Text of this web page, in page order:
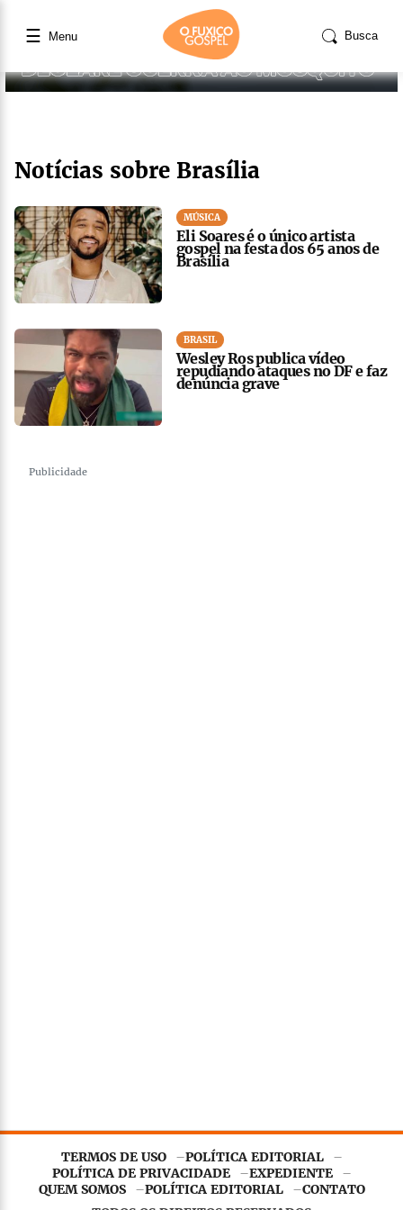
☰ Menu Busca
Notícias sobre Brasília
MÚSICA
Eli Soares é o único artista
gospel na festa dos 65 anos de
Brasília
BRASIL
Wesley Ros publica vídeo
repudiando ataques no DF e faz
denúncia grave
Publicidade
TERMOS DE USO
POLÍTICA EDITORIAL
POLÍTICA DE PRIVACIDADE
EXPEDIENTE
QUEM SOMOS
POLÍTICA EDITORIAL
CONTATO